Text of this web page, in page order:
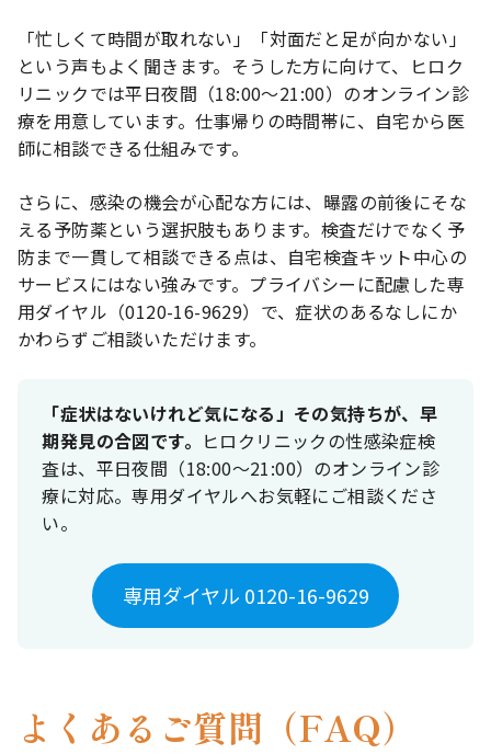
「忙しくて時間が取れない」「対面だと足が向かない」
という声もよく聞きます。そうした方に向けて、ヒロク
リニックでは平日夜間（18:00〜21:00）のオンライン診
療を用意しています。仕事帰りの時間帯に、自宅から医
師に相談できる仕組みです。
さらに、感染の機会が心配な方には、曝露の前後にそな
える予防薬という選択肢もあります。検査だけでなく予
防まで一貫して相談できる点は、自宅検査キット中心の
サービスにはない強みです。プライバシーに配慮した専
用ダイヤル（0120-16-9629）で、症状のあるなしにか
かわらずご相談いただけます。
「症状はないけれど気になる」その気持ちが、早
期発見の合図です。 ヒロクリニックの性感染症検
査は、平日夜間（18:00〜21:00）のオンライン診
療に対応。専用ダイヤルへお気軽にご相談くださ
い。
専用ダイヤル 0120-16-9629
よくあるご質問（FAQ）